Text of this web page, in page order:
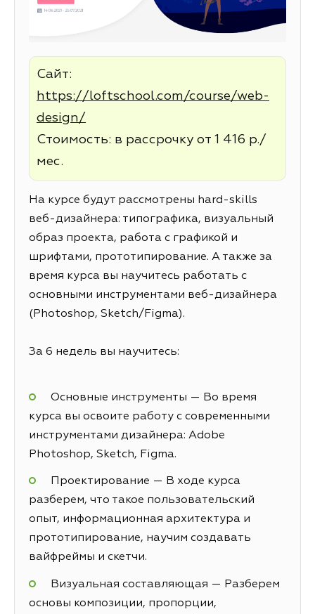
Сайт:
https://loftschool.com/course/web-
design/
Стоимость: в рассрочку от 1 416 р./
мес.
На курсе будут рассмотрены hard-skills
веб-дизайнера: типографика, визуальный
образ проекта, работа с графикой и
шрифтами, прототипирование. А также за
время курса вы научитесь работать с
основными инструментами веб-дизайнера
(Photoshop, Sketch/Figma).
За 6 недель вы научитесь:
Основные инструменты — Во время
курса вы освоите работу с современными
инструментами дизайнера: Adobe
Photoshop, Sketch, Figma.
Проектирование — В ходе курса
разберем, что такое пользовательский
опыт, информационная архитектура и
прототипирование, научим создавать
вайфреймы и скетчи.
Визуальная составляющая — Разберем
основы композиции, пропорции,